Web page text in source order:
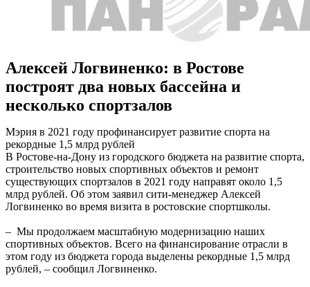
Алексей Логвиненко: в Ростове
построят два новых бассейна и
несколько спортзалов
Мэрия в 2021 году профинансирует развитие спорта на
рекордные 1,5 млрд рублей
В Ростове-на-Дону из городского бюджета на развитие спорта,
строительство новых спортивных объектов и ремонт
существующих спортзалов в 2021 году направят около 1,5
млрд рублей. Об этом заявил сити-менеджер Алексей
Логвиненко во время визита в ростовские спортшколы.
– Мы продолжаем масштабную модернизацию наших
спортивных объектов. Всего на финансирование отрасли в
этом году из бюджета города выделены рекордные 1,5 млрд
рублей, – сообщил Логвиненко.